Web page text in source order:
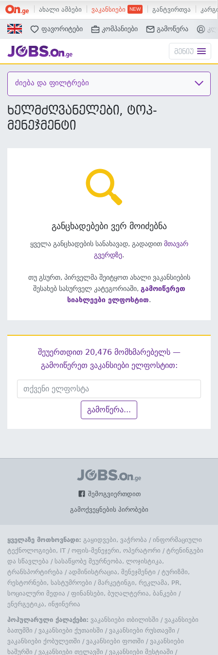
ახალი ამბები ვაკანსიები განტვირთვა
ძებნა
ფავორიტები კომპანიები გამოწერა
მენიუ
ძიება და ფილტრები
ხელმძღვანელები, ტოპ-
მენეჯმენტი
განცხადებები ვერ მოიძებნა
ყველა განცხადების სანახავად, გადადით მთავარ
გვერდზე.
თუ გსურთ, პირველმა შეიტყოთ ახალი ვაკანსიების
შესახებ სასურველ კატეგორიაში, გამოიწერეთ
სიახლეები ელფოსტით.
შეუერთდით 20,476 მომხმარებელს —
გამოიწერეთ ვაკანსიები ელფოსტით:
გამოწერა...
შემოგვიერთდით
გამოქვეყნების პირობები
ყველაზე მოთხოვნადი: გაყიდვები, ვაჭრობა / ინფორმაციული
ტექნოლოგიები, IT / ოფის-მენეჯერი, ოპერატორი / ტრენინგები
და სწავლება / სასაწყობე მეურნეობა, ლოჯისტიკა,
ტრანსპორტირება / ადმინისტრაცია, მენეჯმენტი / ტურიზმი,
რესტორნები, სასტუმროები / მარკეტინგი, რეკლამა, PR,
სოციალური მედია / ფინანსები, ბუღალტერია, ბანკები /
ენერგეტიკა, ინჟინერია
პოპულარული ქალაქები: ვაკანსიები თბილისში / ვაკანსიები
ბათუმში / ვაკანსიები ქუთაისში / ვაკანსიები რუსთავში /
ვაკანსიები ქობულეთში / ვაკანსიები ფოთში / ვაკანსიები
ხაშურში / ვაკანსიები თელავში / ვაკანსიები მესტიაში /